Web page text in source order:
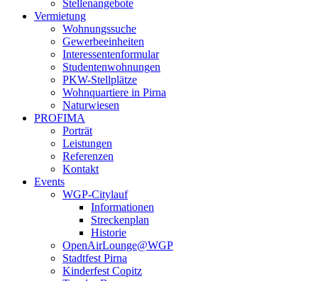
Stellenangebote
Vermietung
Wohnungssuche
Gewerbeeinheiten
Interessentenformular
Studentenwohnungen
PKW-Stellplätze
Wohnquartiere in Pirna
Naturwiesen
PROFIMA
Porträt
Leistungen
Referenzen
Kontakt
Events
WGP-Citylauf
Informationen
Streckenplan
Historie
OpenAirLounge@WGP
Stadtfest Pirna
Kinderfest Copitz